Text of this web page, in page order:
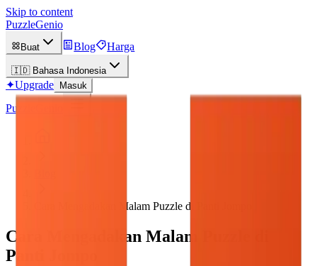
Skip to content
PuzzleGenio
Buat Blog Harga
🇮🇩 Bahasa Indonesia
✦Upgrade Masuk
PuzzleGenio
Cara Mengadakan Malam Puzzle di Panti Jompo
Cara Mengadakan Malam Puzzle di
Panti Jompo